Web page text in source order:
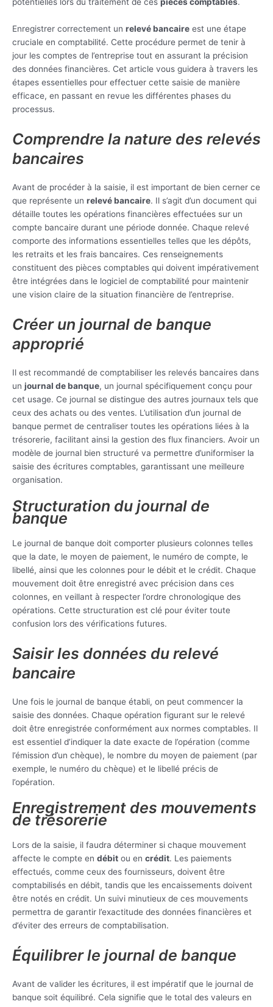
Enregistrer correctement un relevé bancaire est une étape
cruciale en comptabilité. Cette procédure permet de tenir à
jour les comptes de l’entreprise tout en assurant la précision
des données financières. Cet article vous guidera à travers les
étapes essentielles pour effectuer cette saisie de manière
efficace, en passant en revue les différentes phases du
processus.
Comprendre la nature des relevés
bancaires
Avant de procéder à la saisie, il est important de bien cerner ce
que représente un relevé bancaire. Il s’agit d’un document qui
détaille toutes les opérations financières effectuées sur un
compte bancaire durant une période donnée. Chaque relevé
comporte des informations essentielles telles que les dépôts,
les retraits et les frais bancaires. Ces renseignements
constituent des pièces comptables qui doivent impérativement
être intégrées dans le logiciel de comptabilité pour maintenir
une vision claire de la situation financière de l’entreprise.
Créer un journal de banque
approprié
Il est recommandé de comptabiliser les relevés bancaires dans
un journal de banque, un journal spécifiquement conçu pour
cet usage. Ce journal se distingue des autres journaux tels que
ceux des achats ou des ventes. L’utilisation d’un journal de
banque permet de centraliser toutes les opérations liées à la
trésorerie, facilitant ainsi la gestion des flux financiers. Avoir un
modèle de journal bien structuré va permettre d’uniformiser la
saisie des écritures comptables, garantissant une meilleure
organisation.
Structuration du journal de
banque
Le journal de banque doit comporter plusieurs colonnes telles
que la date, le moyen de paiement, le numéro de compte, le
libellé, ainsi que les colonnes pour le débit et le crédit. Chaque
mouvement doit être enregistré avec précision dans ces
colonnes, en veillant à respecter l’ordre chronologique des
opérations. Cette structuration est clé pour éviter toute
confusion lors des vérifications futures.
Saisir les données du relevé
bancaire
Une fois le journal de banque établi, on peut commencer la
saisie des données. Chaque opération figurant sur le relevé
doit être enregistrée conformément aux normes comptables. Il
est essentiel d’indiquer la date exacte de l’opération (comme
l’émission d’un chèque), le nombre du moyen de paiement (par
exemple, le numéro du chèque) et le libellé précis de
l’opération.
Enregistrement des mouvements
de trésorerie
Lors de la saisie, il faudra déterminer si chaque mouvement
affecte le compte en débit ou en crédit. Les paiements
effectués, comme ceux des fournisseurs, doivent être
comptabilisés en débit, tandis que les encaissements doivent
être notés en crédit. Un suivi minutieux de ces mouvements
permettra de garantir l’exactitude des données financières et
d’éviter des erreurs de comptabilisation.
Équilibrer le journal de banque
Avant de valider les écritures, il est impératif que le journal de
banque soit équilibré. Cela signifie que le total des valeurs en